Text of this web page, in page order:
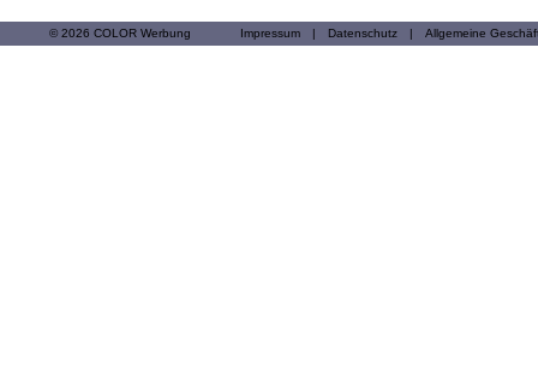
© 2026 COLOR Werbung Impressum | Datenschutz | Allgemeine